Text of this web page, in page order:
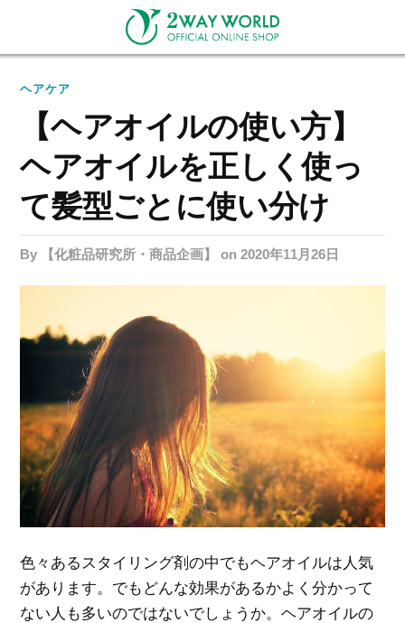
ヘアケア
【ヘアオイルの使い方】
ヘアオイルを正しく使っ
て髪型ごとに使い分け
by 【化粧品研究所・商品企画】 on 2020年11月26日
色々あるスタイリング剤の中でもヘアオイルは人気
があります。でもどんな効果があるかよく分かって
ない人も多いのではないでしょうか。ヘアオイルの